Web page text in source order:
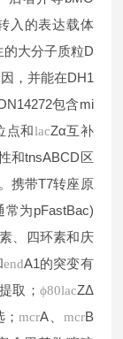
入的表达载体
大分子质粒D
，并能在DH1
包含mi
点和lacZα互补
和tnsABCD区
携带T7转座原
常为pFastBac)
、四环素和庆
endA1的突变有
取； ϕ80lacZΔ
；mcrA、 mcrB